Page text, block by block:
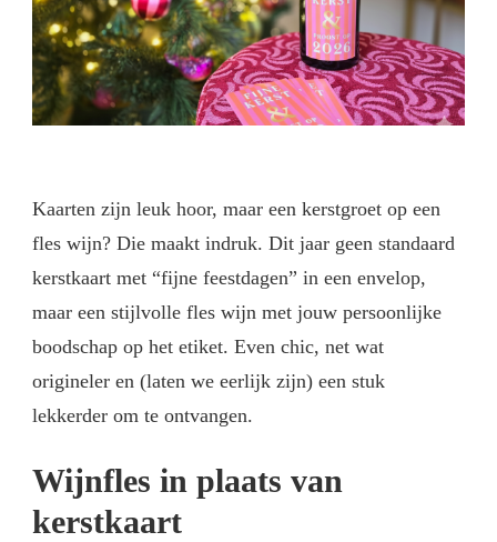
Kaarten zijn leuk hoor, maar een kerstgroet op een
fles wijn? Die maakt indruk. Dit jaar geen standaard
kerstkaart met “fijne feestdagen” in een envelop,
maar een stijlvolle fles wijn met jouw persoonlijke
boodschap op het etiket. Even chic, net wat
origineler en (laten we eerlijk zijn) een stuk
lekkerder om te ontvangen.
Wijnfles in plaats van
kerstkaart